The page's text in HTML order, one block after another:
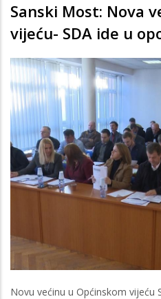
Sanski Most: Nova
vijeću- SDA ide u
Novu većinu u Općinskom vijeću